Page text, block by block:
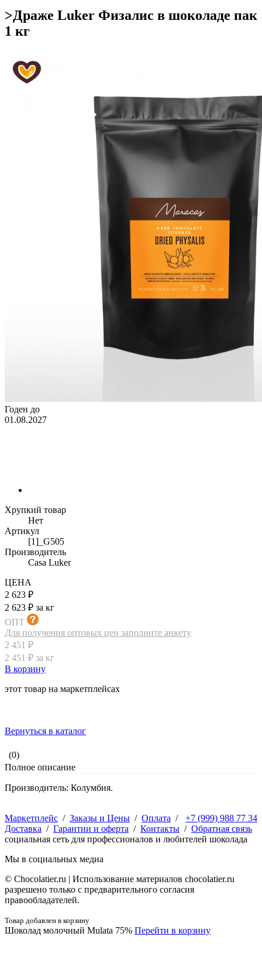
>Драже Luker Физалис в шоколаде пак
1 кг
Годен до
01.08.2027
Хрупкий товар
Нет
Артикул
[1]_G505
Производитель
Casa Luker
ЦЕНА
2 623 ₽
2 623 ₽ за кг
ОПТ
Для получения оптовых цен заполните анкету
2 451 ₽
2 451 ₽ за кг
В корзину
этот товар на маркетплейсах
Вернуться в каталог
(0)
Полное описание
Производитель: Колумбия.
+7 (999) 988 77 34
Маркетплейс / Заказы и Цены / Оплата /
Доставка / Гарантии и оферта / Контакты / Обратная связь
социальная сеть для профессионалов и любителей шоколада
Мы в социальных медиа
© Сhocolatier.ru | Использование материалов chocolatier.ru
разрешено только с предварительного согласия
правообладателей.
Товар добавлен в корзину
Шоколад молочный Mulata 75% Перейти в корзину